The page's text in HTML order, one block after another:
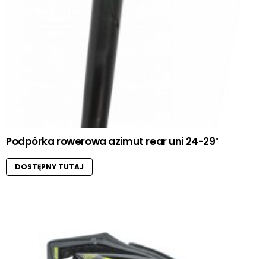
Podpórka rowerowa azimut rear uni 24-29″
DOSTĘPNY TUTAJ